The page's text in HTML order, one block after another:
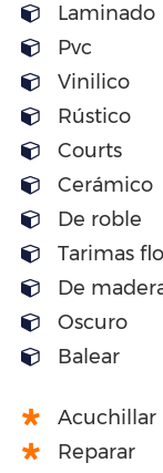
Laminado
Pvc
Vinilico
Rústico
Courts
Cerámico
De roble
Tarimas
De
Oscuro
Balear
Acuchillar
Reparar